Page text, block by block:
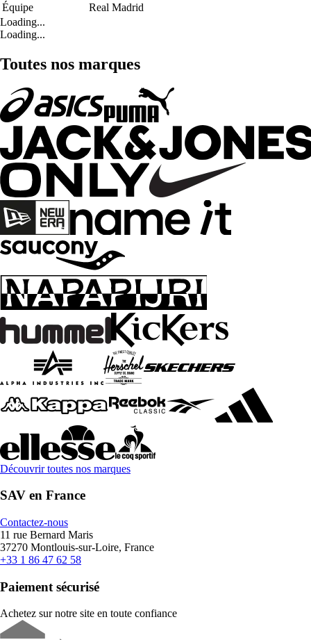
Équipe
Real Madrid
Loading...
Loading...
Toutes nos marques
Découvrir toutes nos marques
SAV en France
Contactez-nous
11 rue Bernard Maris
37270 Montlouis-sur-Loire, France
+33 1 86 47 62 58
Paiement sécurisé
Achetez sur notre site en toute confiance